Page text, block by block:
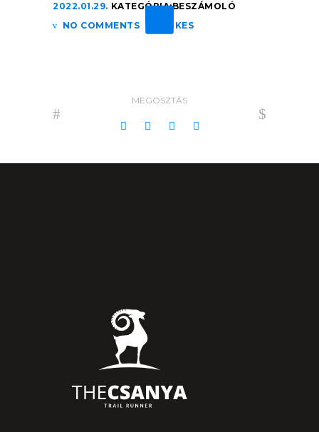
2022.01.29. KATEGÓRIA:BESZÁMOLÓ
NO COMMENTS
0 LIKES
MEGOSZTÁS